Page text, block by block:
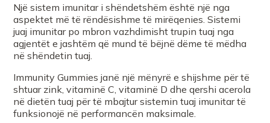
Një sistem imunitar i shëndetshëm është një nga
aspektet më të rëndësishme të mirëqenies. Sistemi
juaj imunitar po mbron vazhdimisht trupin tuaj nga
agjentët e jashtëm që mund të bëjnë dëme të mëdha
në shëndetin tuaj.
Immunity Gummies janë një mënyrë e shijshme për të
shtuar zink, vitaminë C, vitaminë D dhe qershi acerola
në dietën tuaj për të mbajtur sistemin tuaj imunitar të
funksionojë në performancën maksimale.